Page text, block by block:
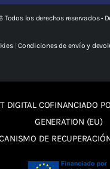
Todos los derechos reservados •
|Condiciones de envío y
DIGITAL COFINANCIADO
GENERATION (EU)
DE